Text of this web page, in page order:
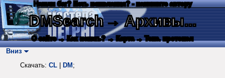
Нашли баг? Есть пожелания? - напишите автору
DMSearch→ Архивы...
О сайте → Как искать? → Карта → Текс. протокол
Вниз
Скачать: CL DM ;